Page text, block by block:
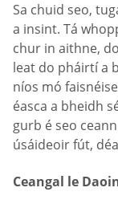
Sa chuid seo,
a insint. Tá
chur in aithne,
leat do pháirtí a
níos mó
éasca a bheidh
gurb é seo
úsáideoir fút,
Ceangal le